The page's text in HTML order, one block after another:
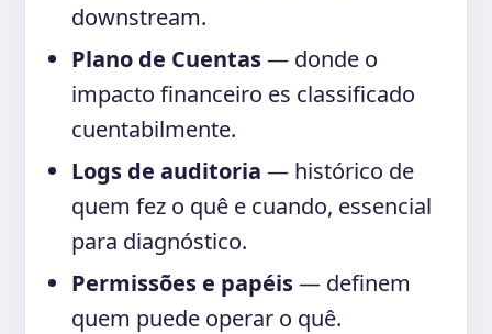
downstream.
Plano de Cuentas— donde o
impacto financeiro es classificado
cuentabilmente.
Logs de auditoria — histórico de
quem fez o quê e cuando, essencial
para diagnóstico.
Permissões e papéis— definem
quem puede operar o quê.